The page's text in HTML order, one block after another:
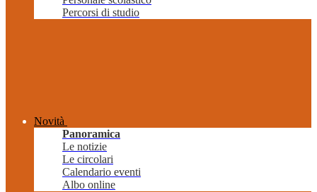
Percorsi di studio
Novità
Panoramica
Le notizie
Le circolari
Calendario eventi
Albo online